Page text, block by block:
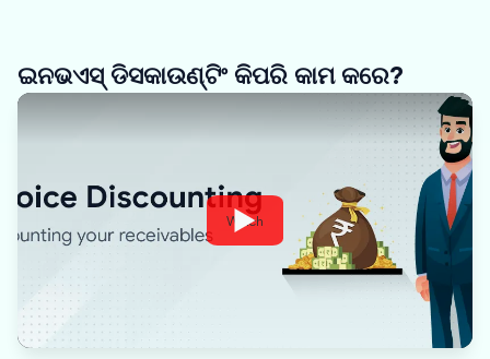
ଇନଭଏସ୍ ଡିସକାଉଣ୍ଟିଂ କିପରି କାମ କରେ?
Watch